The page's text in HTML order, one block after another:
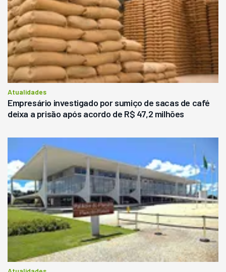
Atualidades
Empresário investigado por sumiço de sacas de café
deixa a prisão após acordo de R$ 47,2 milhões